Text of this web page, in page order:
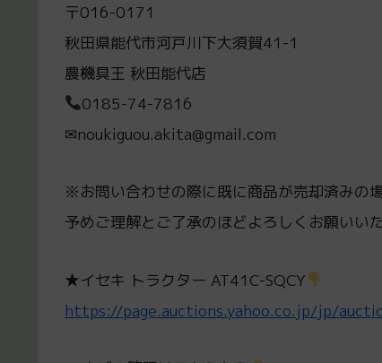
〒016-0171
秋田県能代市河戸川下大須賀41-1
農機具王 秋田能代店
0185-74-7816
✉noukiguou.akita@gmail.com
※お問い合わせの際に既に商品が売却済みの
予めご理解とご了承のほどよろしくお願いい
★イセキ トラクター AT41C-SQCY
https://page.auctions.yahoo.co.jp/jp/